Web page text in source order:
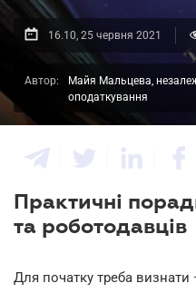
16.10, 25 червня 2021
Автор:
Майя Мальцева,
оподаткування
Практичні
та роботодавців
Для початку треба визнати